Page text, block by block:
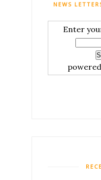
NEWS
Enter